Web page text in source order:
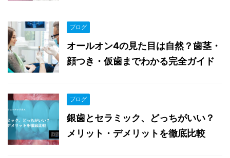
ブログ
オールオン4の見た目は自然？歯茎・
顔つき・仮歯までわかる完全ガイド
ブログ
銀歯とセラミック、どっちがいい？
メリット・デメリットを徹底比較